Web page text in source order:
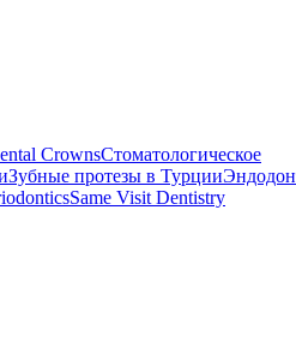
CrownsСтоматологическое
Зубные протезы в Турции
Same Visit Dentistry